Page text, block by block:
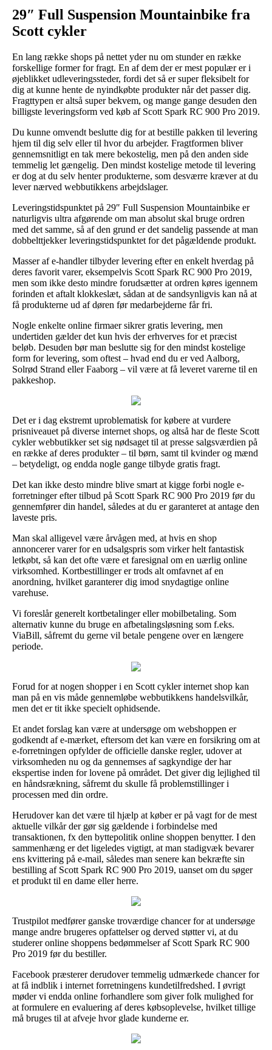
29″ Full Suspension Mountainbike fra
Scott cykler
En lang række shops på nettet yder nu om stunder en række
forskellige former for fragt. En af dem der er mest populær er i
øjeblikket udleveringssteder, fordi det så er super fleksibelt for
dig at kunne hente de nyindkøbte produkter når det passer dig.
Fragttypen er altså super bekvem, og mange gange desuden den
billigste leveringsform ved køb af Scott Spark RC 900 Pro 2019.
Du kunne omvendt beslutte dig for at bestille pakken til levering
hjem til dig selv eller til hvor du arbejder. Fragtformen bliver
gennemsnitligt en tak mere bekostelig, men på den anden side
temmelig let gængelig. Den mindst kostelige metode til levering
er dog at du selv henter produkterne, som desværre kræver at du
lever nærved webbutikkens arbejdslager.
Leveringstidspunktet på 29″ Full Suspension Mountainbike er
naturligvis ultra afgørende om man absolut skal bruge ordren
med det samme, så af den grund er det sandelig passende at man
dobbelttjekker leveringstidspunktet for det pågældende produkt.
Masser af e-handler tilbyder levering efter en enkelt hverdag på
deres favorit varer, eksempelvis Scott Spark RC 900 Pro 2019,
men som ikke desto mindre forudsætter at ordren køres igennem
forinden et aftalt klokkeslæt, sådan at de sandsynligvis kan nå at
få produkterne ud af døren før medarbejderne får fri.
Nogle enkelte online firmaer sikrer gratis levering, men
undertiden gælder det kun hvis der erhverves for et præcist
beløb. Desuden bør man beslutte sig for den mindst kostelige
form for levering, som oftest – hvad end du er ved Aalborg,
Solrød Strand eller Faaborg – vil være at få leveret varerne til en
pakkeshop.
Det er i dag ekstremt uproblematisk for købere at vurdere
prisniveauet på diverse internet shops, og altså har de fleste Scott
cykler webbutikker set sig nødsaget til at presse salgsværdien på
en række af deres produkter – til børn, samt til kvinder og mænd
– betydeligt, og endda nogle gange tilbyde gratis fragt.
Det kan ikke desto mindre blive smart at kigge forbi nogle e-
forretninger efter tilbud på Scott Spark RC 900 Pro 2019 før du
gennemfører din handel, således at du er garanteret at antage den
laveste pris.
Man skal alligevel være årvågen med, at hvis en shop
annoncerer varer for en udsalgspris som virker helt fantastisk
letkøbt, så kan det ofte være et faresignal om en uærlig online
virksomhed. Kortbestillinger er trods alt omfavnet af en
anordning, hvilket garanterer dig imod snydagtige online
varehuse.
Vi foreslår generelt kortbetalinger eller mobilbetaling. Som
alternativ kunne du bruge en afbetalingsløsning som f.eks.
ViaBill, såfremt du gerne vil betale pengene over en længere
periode.
Forud for at nogen shopper i en Scott cykler internet shop kan
man på en vis måde gennemløbe webbutikkens handelsvilkår,
men det er tit ikke specielt ophidsende.
Et andet forslag kan være at undersøge om webshoppen er
godkendt af e-mærket, eftersom det kan være en forsikring om at
e-forretningen opfylder de officielle danske regler, udover at
virksomheden nu og da gennemses af sagkyndige der har
ekspertise inden for lovene på området. Det giver dig lejlighed til
en håndsrækning, såfremt du skulle få problemstillinger i
processen med din ordre.
Herudover kan det være til hjælp at køber er på vagt for de mest
aktuelle vilkår der gør sig gældende i forbindelse med
transaktionen, fx den byttepolitik online shoppen benytter. I den
sammenhæng er det ligeledes vigtigt, at man stadigvæk bevarer
ens kvittering på e-mail, således man senere kan bekræfte sin
bestilling af Scott Spark RC 900 Pro 2019, uanset om du søger
et produkt til en dame eller herre.
Trustpilot medfører ganske troværdige chancer for at undersøge
mange andre brugeres opfattelser og derved støtter vi, at du
studerer online shoppens bedømmelser af Scott Spark RC 900
Pro 2019 før du bestiller.
Facebook præsterer derudover temmelig udmærkede chancer for
at få indblik i internet forretningens kundetilfredshed. I øvrigt
møder vi endda online forhandlere som giver folk mulighed for
at formulere en evaluering af deres købsoplevelse, hvilket tillige
må bruges til at afveje hvor glade kunderne er.